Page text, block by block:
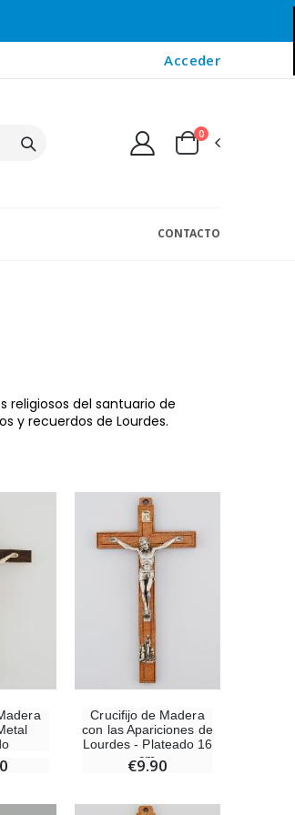
Acceder
0
CONTACTO
religiosos del santuario de
y recuerdos de Lourdes.
Crucifijo de Madera
con las Apariciones de
Lourdes - Plateado 16
cm
€9.90
€13.50